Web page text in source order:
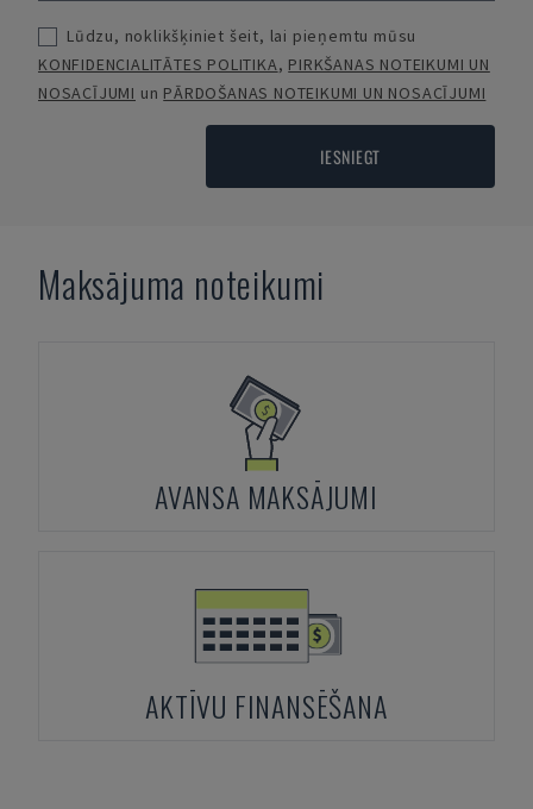
Lūdzu, noklikšķiniet šeit, lai pieņemtu mūsu
KONFIDENCIALITĀTES POLITIKA, PIRKŠANAS NOTEIKUMI UN
NOSACĪJUMI un PĀRDOŠANAS NOTEIKUMI UN NOSACĪJUMI
IESNIEGT
Maksājuma noteikumi
AVANSA MAKSĀJUMI
AKTĪVU FINANSĒŠANA